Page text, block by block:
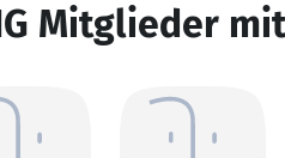
Mitglieder